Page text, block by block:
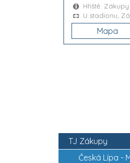
Hřiště: Zákupy
U stadionu,
Mapa
TJ Zákupy
Česká Lípa -